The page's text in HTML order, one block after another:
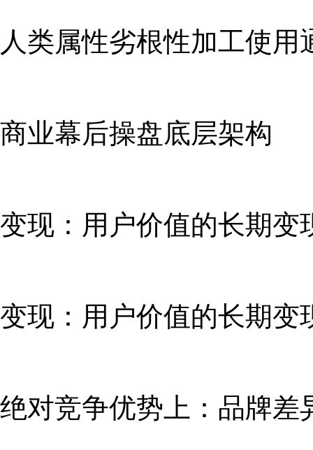
人类属性劣根性加工使用
商业幕后操盘底层架构
变现：用户价值的长期变
变现：用户价值的长期变
绝对竞争优势上：品牌差